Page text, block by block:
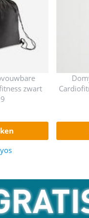
zwart